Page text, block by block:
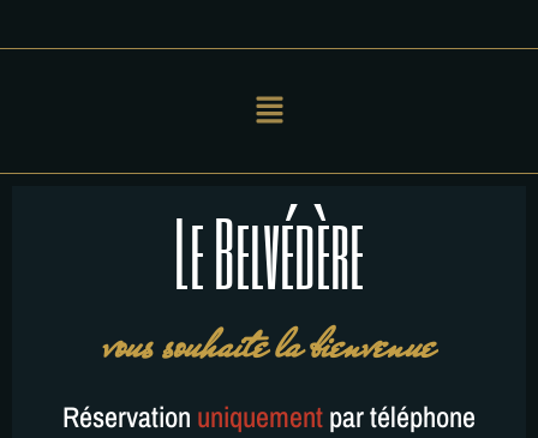
Le Belvédère
vous souhaite la bienvenue
Réservation uniquementpar téléphone